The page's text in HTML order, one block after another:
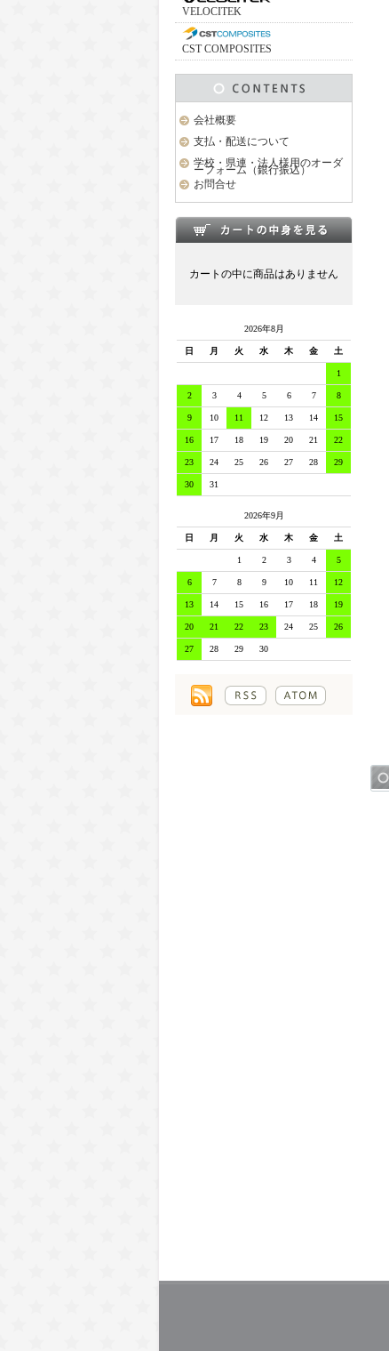
VELOCITEK
CST COMPOSITES
会社概要
支払・配送について
学校・県連・法人様用のオーダ
ーフォーム（銀行振込）
お問合せ
カートの中に商品はありません
2026年8月
日 月 火 水 木 金 土
1
2 3 4 5 6 7 8
9 10 11 12 13 14 15
16 17 18 19 20 21 22
23 24 25 26 27 28 29
30 31
2026年9月
日 月 火 水 木 金 土
1 2 3 4 5
6 7 8 9 10 11 12
13 14 15 16 17 18 19
20 21 22 23 24 25 26
27 28 29 30